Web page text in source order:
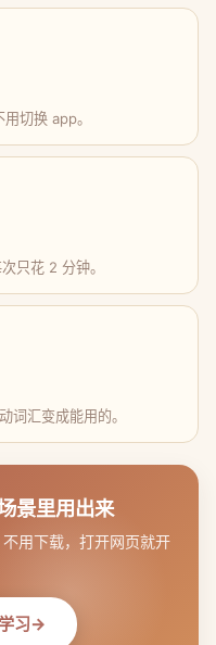
切换 app。
只花 2 分钟。
词汇变成能用的。
景里用出来
用下载，打开网页就开
习